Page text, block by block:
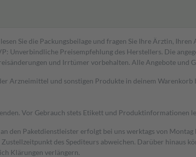
Sie die Packungsbeilage und fragen Sie Ihre Ärztin,
Unverbindliche Preisempfehlung des Herstellers. Die
und Irrtümer vorbehalten. Alle Angebote und
Arzneimittel und sonstigen Produkte in deinem
Vor Gebrauch stets Etikett und Produktinformationen
den Paketdienstleister erfolgt bei uns werktags von
des Spediteurs abweichen. Darüber hinaus
Klärungen verlängern.